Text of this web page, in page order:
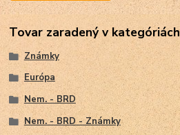
Tovar zaradený v kategóriách
Známky
Európa
Nem. - BRD
Nem. - BRD - Známky